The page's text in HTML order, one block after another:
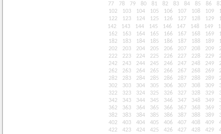
77
78 79 80 81 82 83 84 85 86
102
103 104 105 106 107 108 109
122
123 124 125 126 127 128 129
142
143 144 145 146 147 148 149
162
163 164 165 166 167 168 169
182
183 184 185 186 187 188 189
202
203 204 205 206 207 208 209
222
223 224 225 226 227 228 229
242
243 244 245 246 247 248 249
262
263 264 265 266 267 268 269
282
283 284 285 286 287 288 289
302
303 304 305 306 307 308 309
322
323 324 325 326 327 328 329
342
343 344 345 346 347 348 349
362
363 364 365 366 367 368 369
382
383 384 385 386 387 388 389
402
403 404 405 406 407 408 409
422
423 424 425 426 427 428 429